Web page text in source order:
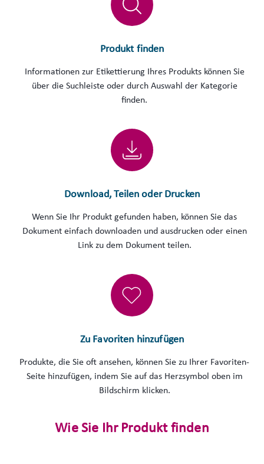
Produkt finden
Informationen zur Etikettierung Ihres Produkts können Sie
über die Suchleiste oder durch Auswahl der Kategorie
finden.
Download, Teilen oder Drucken
Wenn Sie Ihr Produkt gefunden haben, können Sie das
Dokument einfach downloaden und ausdrucken oder einen
Link zu dem Dokument teilen.
Zu Favoriten hinzufügen
Produkte, die Sie oft ansehen, können Sie zu Ihrer Favoriten-
Seite hinzufügen, indem Sie auf das Herzsymbol oben im
Bildschirm klicken.
Wie Sie Ihr Produkt finden